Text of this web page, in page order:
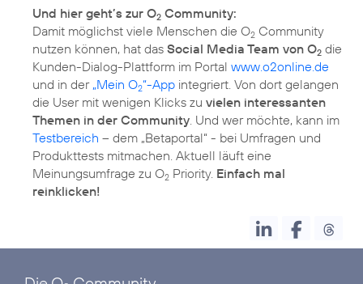
Und hier geht’s zur O2 Community:
Damit möglichst viele Menschen die O2 Community
nutzen können, hat das Social Media Team von O2 die
Kunden-Dialog-Plattform im Portal www.o2online.de
und in der „Mein O2“-App integriert. Von dort gelangen
die User mit wenigen Klicks zu vielen interessanten
Themen in der Community. Und wer möchte, kann im
Testbereich – dem „Betaportal“ - bei Umfragen und
Produkttests mitmachen. Aktuell läuft eine
Meinungsumfrage zu O2 Priority. Einfach mal
reinklicken!